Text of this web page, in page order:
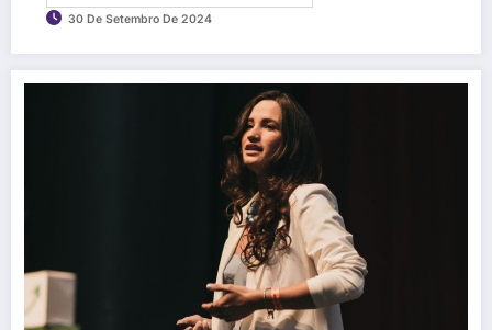
30 De Setembro De 2024